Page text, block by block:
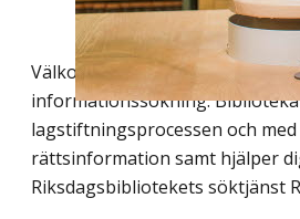
Välkommen att boka en
informationssökning.
lagstiftningsprocessen och
rättsinformation samt hjälper
Riksdagsbibliotekets söktjänst